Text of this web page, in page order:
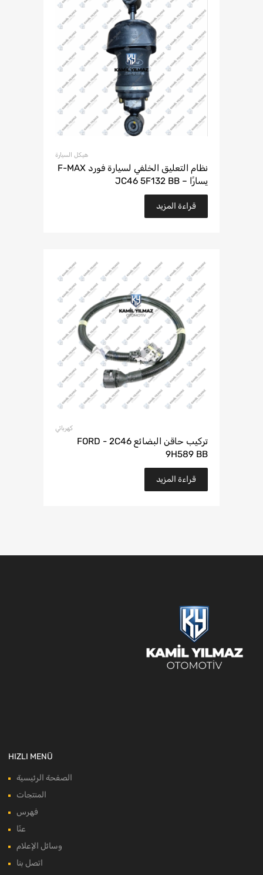
هيكل السيارة
نظام التعليق الخلفي لسيارة فورد F-MAX
يسارًا – JC46 5F132 BB
قراءة المزيد
كهربائي
تركيب حاقن البضائع FORD - 2C46
9H589 BB
قراءة المزيد
HIZLI MENÜ
الصفحة الرئيسية
المنتجات
فهرس
عنّا
وسائل الإعلام
اتصل بنا